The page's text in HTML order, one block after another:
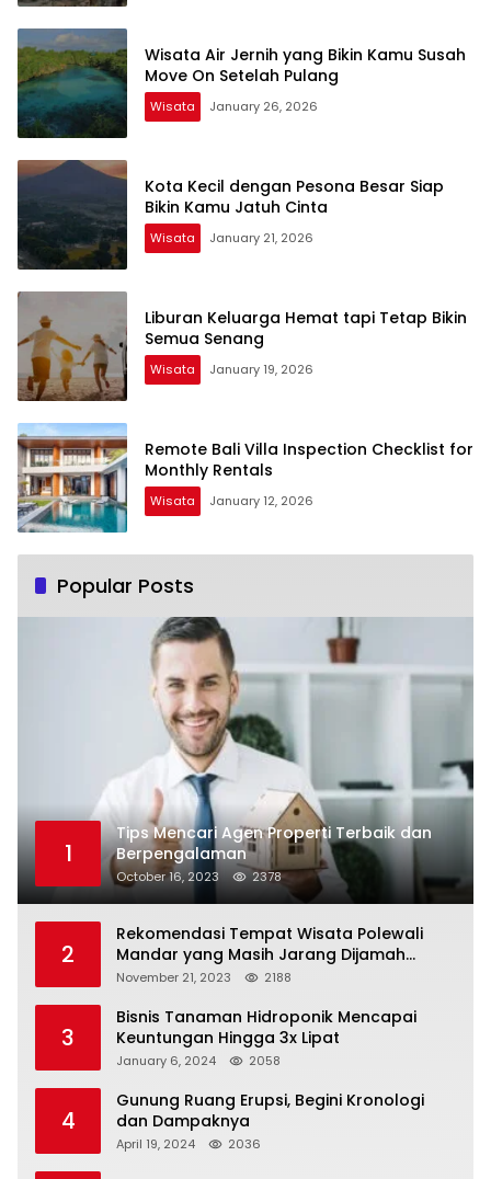
Wisata Air Jernih yang Bikin Kamu Susah
Move On Setelah Pulang
Wisata January 26, 2026
Kota Kecil dengan Pesona Besar Siap
Bikin Kamu Jatuh Cinta
Wisata January 21, 2026
Liburan Keluarga Hemat tapi Tetap Bikin
Semua Senang
Wisata January 19, 2026
Remote Bali Villa Inspection Checklist for
Monthly Rentals
Wisata January 12, 2026
Popular Posts
1
Tips Mencari Agen Properti Terbaik dan
Berpengalaman
October 16, 2023 2378
2
Rekomendasi Tempat Wisata Polewali
Mandar yang Masih Jarang Dijamah
Wisatawan
November 21, 2023 2188
3
Bisnis Tanaman Hidroponik Mencapai
Keuntungan Hingga 3x Lipat
January 6, 2024 2058
4
Gunung Ruang Erupsi, Begini Kronologi
dan Dampaknya
April 19, 2024 2036